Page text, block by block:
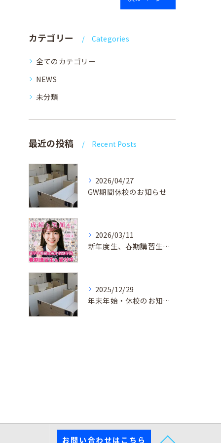
カテゴリー Categories
全てのカテゴリー
NEWS
未分類
最近の投稿 Recent Posts
2026/04/27
GW期間休校のお知らせ
2026/03/11
新年度生、春期講習生 受付中！
2025/12/29
年末年始・休校のお知らせ
お問い合わせはこちら